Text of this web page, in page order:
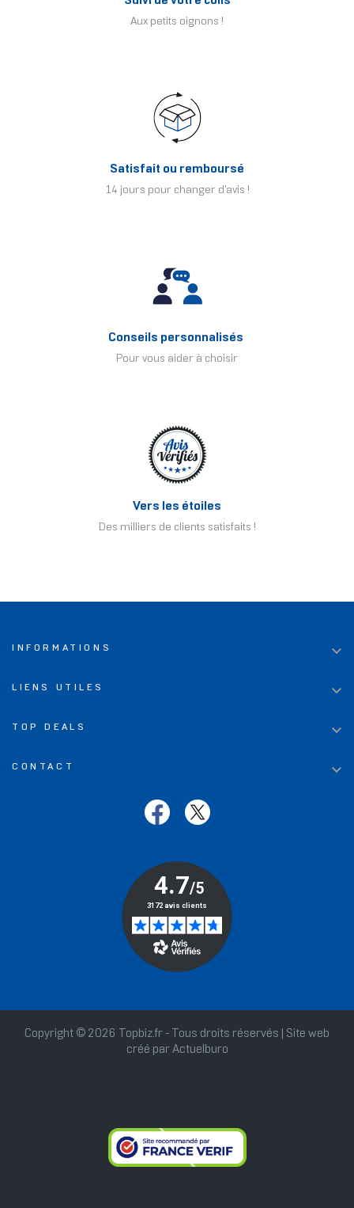
Aux petits oignons !
Satisfait ou remboursé
14 jours pour changer d'avis !
Conseils personnalisés
Pour vous aider à choisir
Vers les étoiles
Des milliers de clients satisfaits !
INFORMATIONS 
LIENS UTILES 
TOP DEALS 
CONTACT 
Copyright © 2026 Topbiz.fr - Tous droits réservés | Site web
créé par Actuelburo